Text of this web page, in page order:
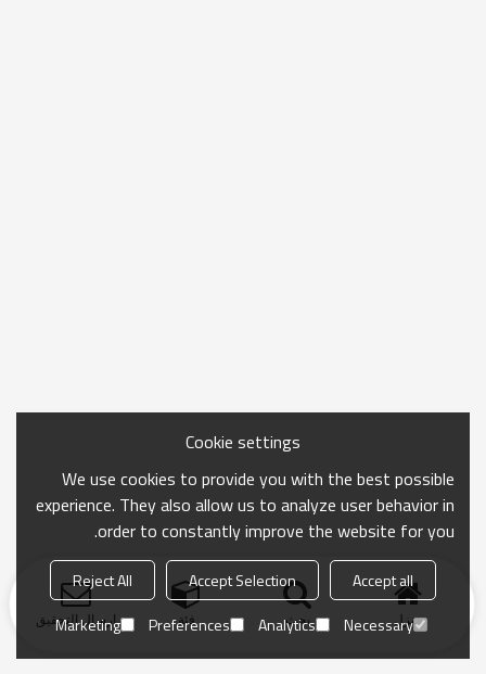
منزل بحث فئة ارسال التحقيق
Cookie settings
We use cookies to provide you with the best possible
experience. They also allow us to analyze user behavior in
order to constantly improve the website for you.
Accept all
Accept Selection
Reject All
Necessary
Analytics
Preferences
Marketing